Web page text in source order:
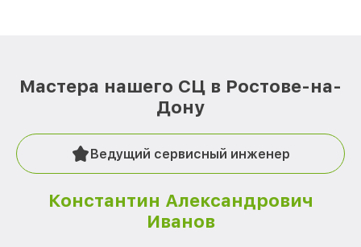
Мастера нашего СЦ в Ростове-на-
Дону
Ведущий сервисный инженер
Константин Александрович
Иванов